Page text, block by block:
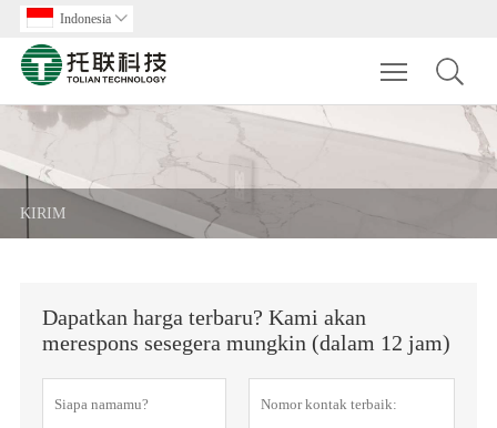
Indonesia 
Toggle
KIRIM
Dapatkan harga terbaru? Kami akan
merespons sesegera mungkin (dalam 12 jam)